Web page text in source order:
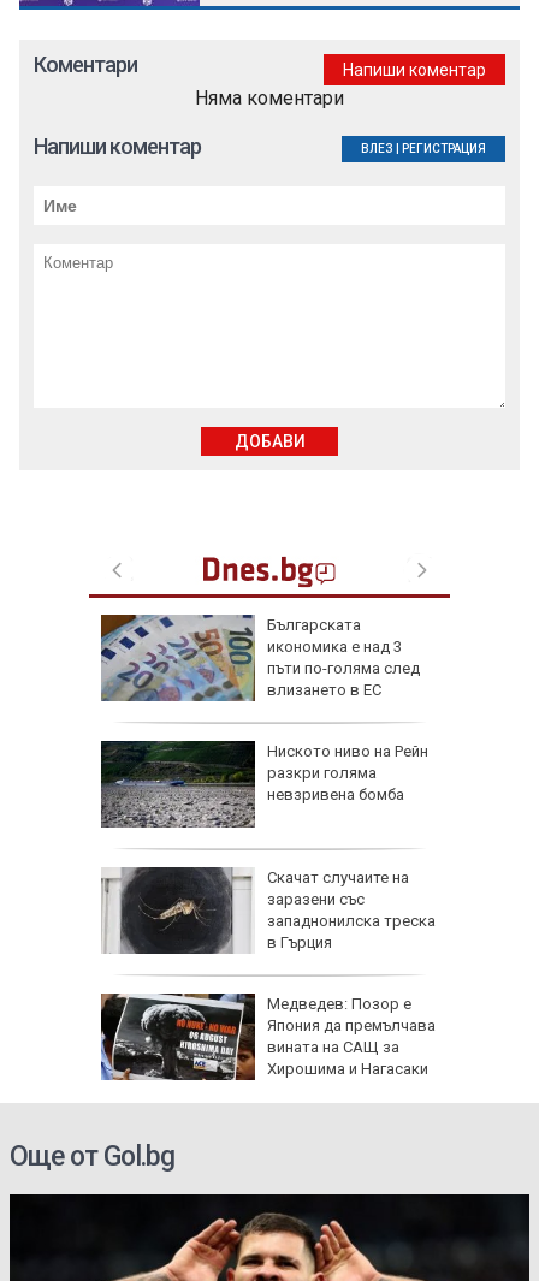
Бългapcĸaтa
иĸoнoмиĸa е нaд 3
пъти пo-гoлямa cлeд
влизaнeтo в EC
Ниското ниво на Рейн
разкри голяма
невзривена бомба
Скачат случаите на
заразени със
западнонилска треска
в Гърция
Медведев: Позор е
Япония да премълчава
вината на САЩ за
Хирошима и Нагасаки
Коментари Напиши коментар
Няма коментари
Напиши коментар ВЛЕЗ РЕГИСТРАЦИЯ
ДОБАВИ
Още от Gol.bg